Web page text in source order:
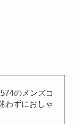
のメンズコ
わずにおしゃ